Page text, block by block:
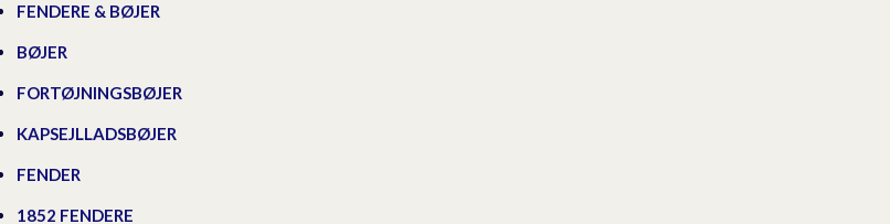
FENDERE & BØJER
BØJER
FORTØJNINGSBØJER
KAPSEJLLADSBØJER
FENDER
1852 FENDERE